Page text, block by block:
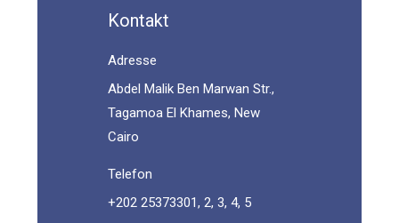
Kontakt
Adresse
Abdel Malik Ben Marwan Str.,
Tagamoa El Khames, New
Cairo
Telefon
+202 25373301, 2, 3, 4, 5